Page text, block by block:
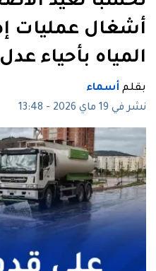
أشغال عمليات
المياه بأحياء عدل
بقلم أسماء
نشر في 19 ماي 2026 - 13:48